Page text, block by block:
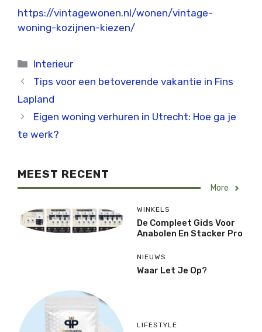
https://vintagewonen.nl/wonen/vintage-
woning-kozijnen-kiezen/
Categorieën
Interieur
Tips voor een betoverende vakantie in Fins
Lapland
Eigen woning verhuren in Utrecht: Hoe ga je
te werk?
MEEST RECENT
More
WINKELS
De Compleet Gids Voor
Anabolen En Stacker Pro
NIEUWS
Waar Let Je Op?
LIFESTYLE